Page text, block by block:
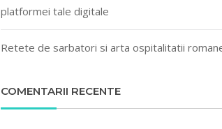
platformei tale digitale
Retete de sarbatori si arta ospitalitatii
COMENTARII RECENTE